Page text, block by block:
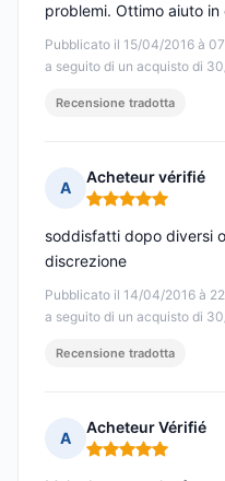
Pubblicato il 15/04/2016 à
a seguito di un acquisto di
problemi. Ottimo aiuto
Recensione tradotta
A
Acheteur vérifié
Nota: 5 su 5
Pubblicato il 14/04/2016 à
a seguito di un acquisto di
soddisfatti dopo diversi
discrezione
Recensione tradotta
A
Acheteur Vérifié
Nota: 5 su 5